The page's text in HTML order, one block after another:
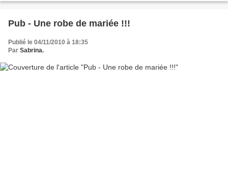
Pub - Une robe de mariée !!!
Publié le 04/11/2010 à 18:35
Par Sabrina.